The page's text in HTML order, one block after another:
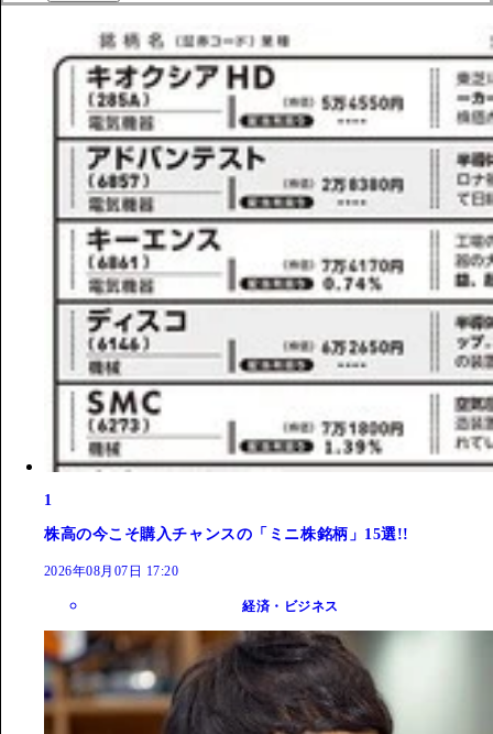
1
株高の今こそ購入チャンスの「ミニ株銘柄」15選!!
2026年08月07日 17:20
経済・ビジネス